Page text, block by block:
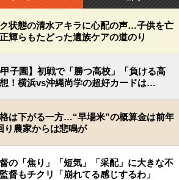
状態の清水アキラに心配の声…子供を亡
輝らもたどった遺族ケアの道のり
甲子園】初戦で「勝つ高校」「負ける高
！横浜vs沖縄尚学の超好カードは…
は下がる一方…“早場米”の概算金は前年
り農家からは悲鳴が
の「焦り」「短気」「采配」に大きな不
督もチクリ「崩れてる感じするわ」